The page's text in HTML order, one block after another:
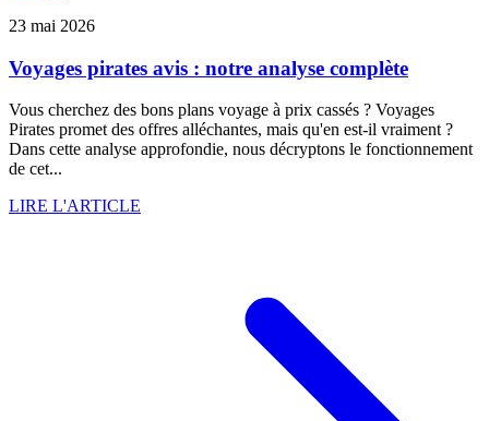
23 mai 2026
Voyages pirates avis : notre analyse complète
Vous cherchez des bons plans voyage à prix cassés ? Voyages
Pirates promet des offres alléchantes, mais qu'en est-il vraiment ?
Dans cette analyse approfondie, nous décryptons le fonctionnement
de cet...
LIRE L'ARTICLE